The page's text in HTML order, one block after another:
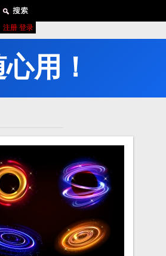
注册 登录
心用 ！